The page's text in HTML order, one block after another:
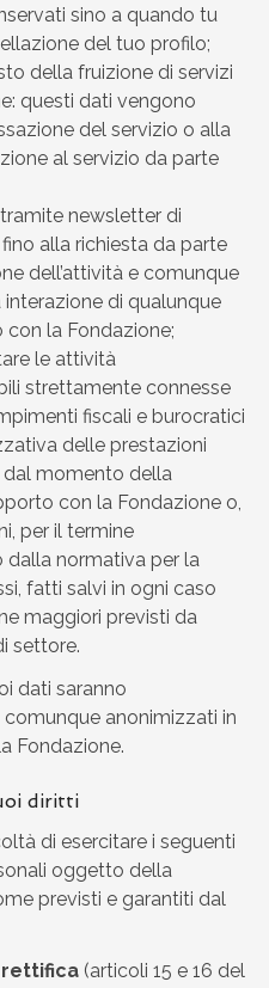
sino a quando tu
del tuo profilo;
della fruizione di servizi
questi dati vengono
del servizio o alla
al servizio da parte
newsletter di
alla richiesta da parte
dell’attività e comunque
interazione di qualunque
con la Fondazione;
le attività
strettamente connesse
fiscali e burocratici
delle prestazioni
dal momento della
con la Fondazione o,
per il termine
dalla normativa per la
fatti salvi in ogni caso
maggiori previsti da
settore.
dati saranno
anonimizzati in
Fondazione.
diritti
di esercitare i seguenti
oggetto della
previsti e garantiti dal
rettifica (articoli 15 e 16 del